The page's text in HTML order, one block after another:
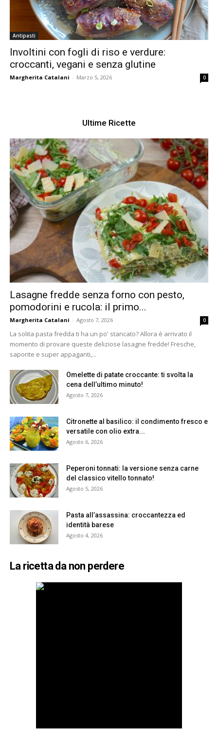
Antipasti
Involtini con fogli di riso e verdure:
croccanti, vegani e senza glutine
Margherita Catalani - Marzo 5, 2026 0
Ultime Ricette
Lasagne fredde senza forno con pesto,
pomodorini e rucola: il primo...
Margherita Catalani - Agosto 7, 2026 0
La solita pasta fredda ti ha un po' stancato? Allora è arrivato il
momento di provare queste deliziose lasagne fredde! Fresche,
saporite e super appaganti,...
Omelette di patate croccante: ti svolta la
cena dell’ultimo minuto!
Agosto 7, 2026
Citronette al basilico: il condimento fresco e
versatile con olio extra...
Agosto 6, 2026
Peperoni tonnati: la versione senza carne
del classico vitello tonnato!
Agosto 5, 2026
Pasta all’assassina: croccantezza ed
identità barese
Agosto 4, 2026
La ricetta da non perdere